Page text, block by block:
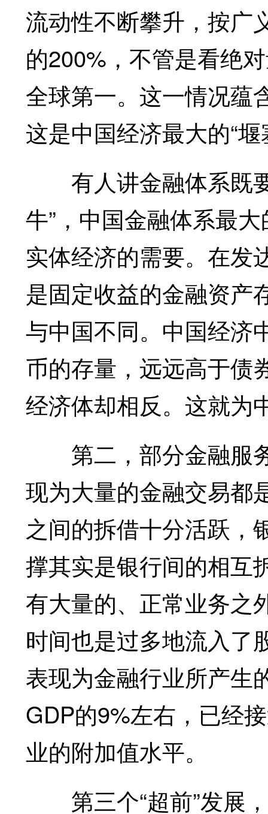
流动性不断攀升，按广
的200%，不管是看绝
全球第一。这一情况蕴
这是中国经济最大的“堰
有人讲金融体系既要
牛”，中国金融体系最
实体经济的需要。在发
是固定收益的金融资产
与中国不同。中国经济
币的存量，远远高于债
经济体却相反。这就为
第二，部分金融服
现为大量的金融交易都
之间的拆借十分活跃，
撑其实是银行间的相互
有大量的、正常业务之
时间也是过多地流入了
表现为金融行业所产生
GDP的9%左右，已经
业的附加值水平。
第三个“超前”发展，